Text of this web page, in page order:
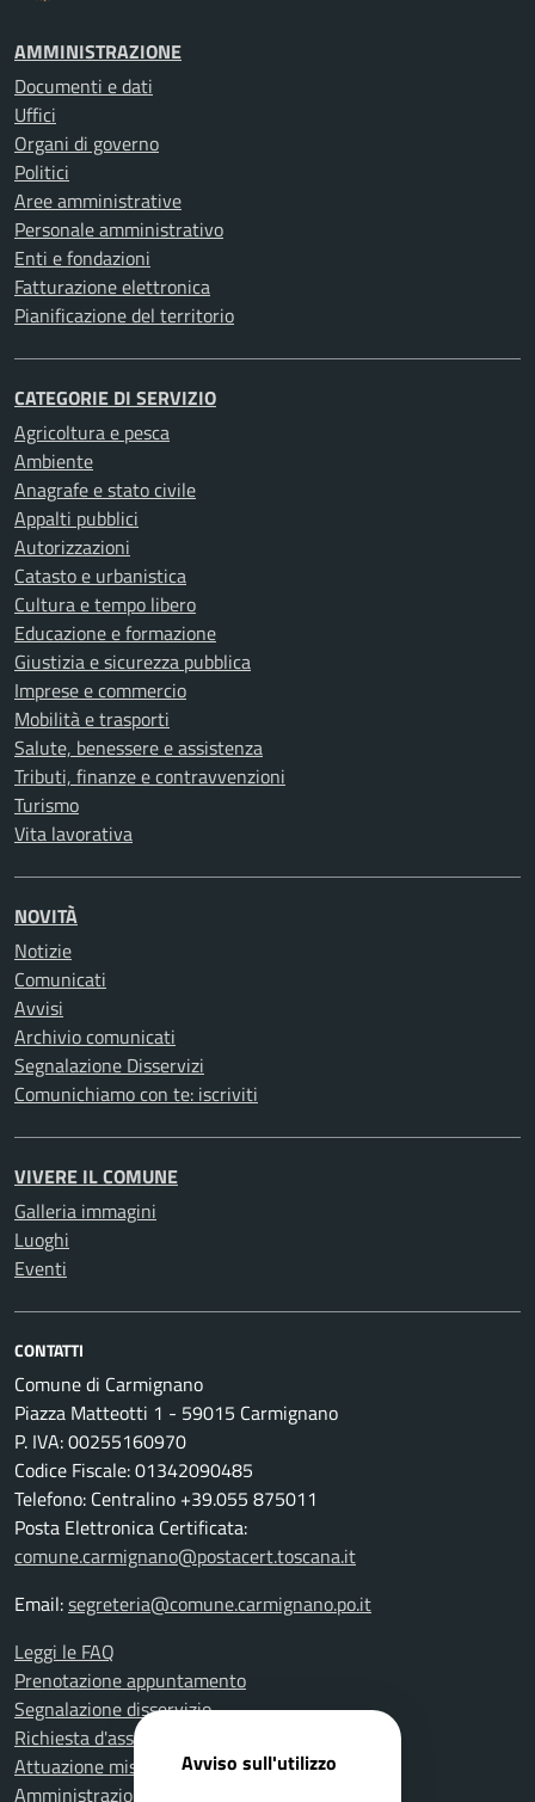
AMMINISTRAZIONE
Documenti e dati
Uffici
Organi di governo
Politici
Aree amministrative
Personale amministrativo
Enti e fondazioni
Fatturazione elettronica
Pianificazione del territorio
CATEGORIE DI SERVIZIO
Agricoltura e pesca
Ambiente
Anagrafe e stato civile
Appalti pubblici
Autorizzazioni
Catasto e urbanistica
Cultura e tempo libero
Educazione e formazione
Giustizia e sicurezza pubblica
Imprese e commercio
Mobilità e trasporti
Salute, benessere e assistenza
Tributi, finanze e contravvenzioni
Turismo
Vita lavorativa
NOVITÀ
Notizie
Comunicati
Avvisi
Archivio comunicati
Segnalazione Disservizi
Comunichiamo con te: iscriviti
VIVERE IL COMUNE
Galleria immagini
Luoghi
Eventi
CONTATTI
Comune di Carmignano
Piazza Matteotti 1 - 59015 Carmignano
P. IVA: 00255160970
Codice Fiscale: 01342090485
Telefono: Centralino +39.055 875011
Posta Elettronica Certificata:
comune.carmignano@postacert.toscana.it
Email:segreteria@comune.carmignano.po.it
Leggi le FAQ
Prenotazione appuntamento
Segnalazione disservizio
Richiesta d'assistenza
Attuazione misure PNRR
Amministrazione trasparente
Avviso sull'utilizzo